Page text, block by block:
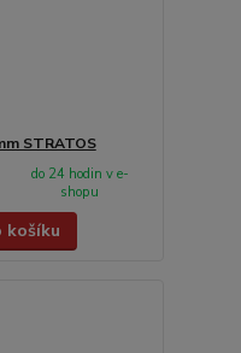
STRATOS
do 24 hodin v e-
shopu
košíku